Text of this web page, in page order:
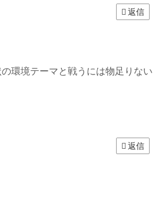
返信
環境テーマと戦うには物足りない
返信